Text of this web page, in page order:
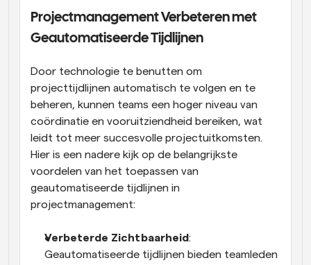
Projectmanagement Verbeteren met
Geautomatiseerde Tijdlijnen
Door technologie te benutten om
projecttijdlijnen automatisch te volgen en te
beheren, kunnen teams een hoger niveau van
coördinatie en vooruitziendheid bereiken, wat
leidt tot meer succesvolle projectuitkomsten.
Hier is een nadere kijk op de belangrijkste
voordelen van het toepassen van
geautomatiseerde tijdlijnen in
projectmanagement:
Verbeterde Zichtbaarheid:
Geautomatiseerde tijdlijnen bieden teamleden